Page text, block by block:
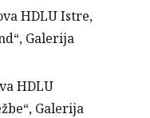
HDLU Istre,
Galerija
HDLU
Galerija